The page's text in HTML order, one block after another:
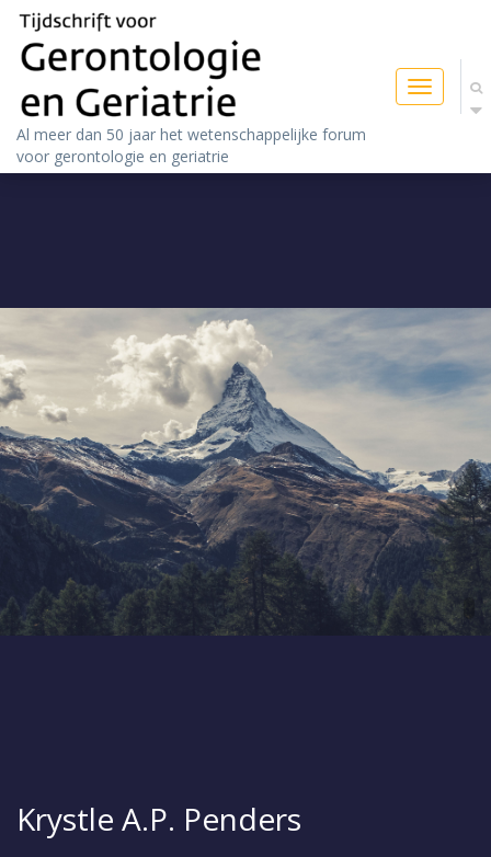
Toggle
navigation
Al meer dan 50 jaar het wetenschappelijke forum
voor gerontologie en geriatrie
Krystle A.P. Penders